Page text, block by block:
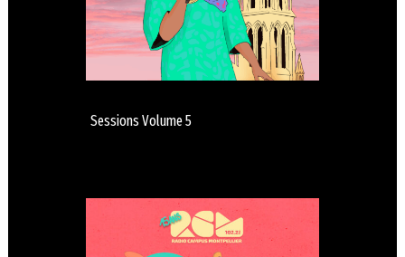
Sessions Volume 5